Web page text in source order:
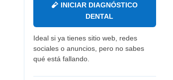
INICIAR DIAGNÓSTICO
DENTAL
Ideal si ya tienes sitio web, redes
sociales o anuncios, pero no sabes
qué está fallando.